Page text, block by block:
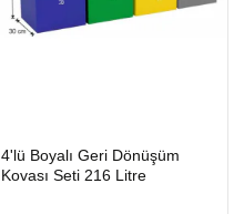
GÖNDERİ
4'lü Boyalı Geri Dönüşüm
Kovası Seti 216 Litre